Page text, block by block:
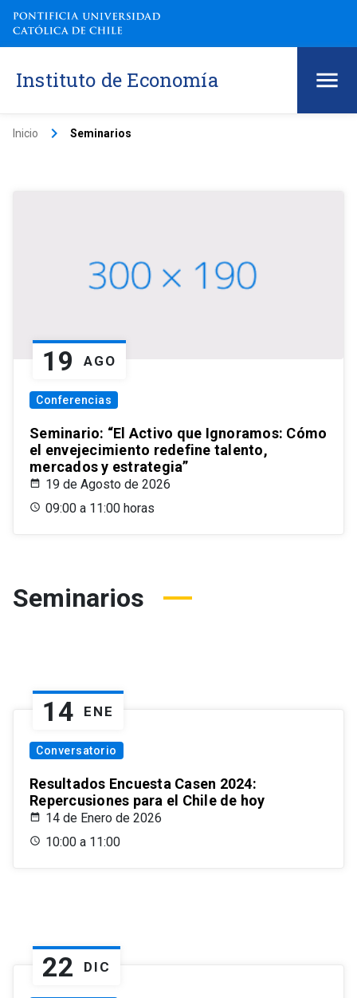
Instituto de Economía
Inicio keyboard_arrow_right Seminarios
19 AGO
Conferencias
Seminario: “El Activo que Ignoramos: Cómo
el envejecimiento redefine talento,
mercados y estrategia”
19 de Agosto de 2026
09:00 a 11:00 horas
Seminarios
14 ENE
Conversatorio
Resultados Encuesta Casen 2024:
Repercusiones para el Chile de hoy
14 de Enero de 2026
10:00 a 11:00
22 DIC